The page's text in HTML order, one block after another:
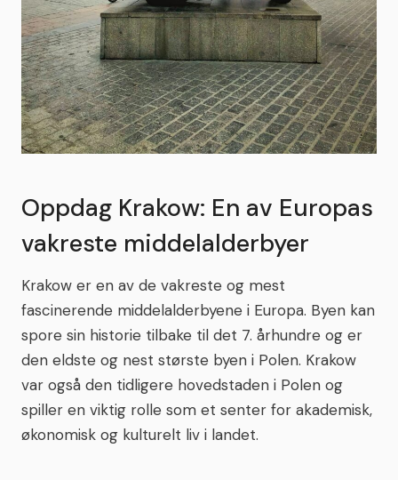
Oppdag Krakow: En av Europas
vakreste middelalderbyer
Krakow er en av de vakreste og mest
fascinerende middelalderbyene i Europa. Byen kan
spore sin historie tilbake til det 7. århundre og er
den eldste og nest største byen i Polen. Krakow
var også den tidligere hovedstaden i Polen og
spiller en viktig rolle som et senter for akademisk,
økonomisk og kulturelt liv i landet.